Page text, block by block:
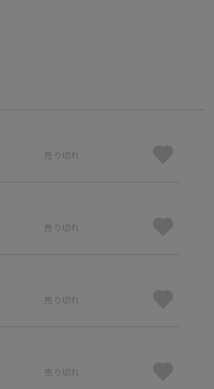
売り切れ
売り切れ
売り切れ
売り切れ